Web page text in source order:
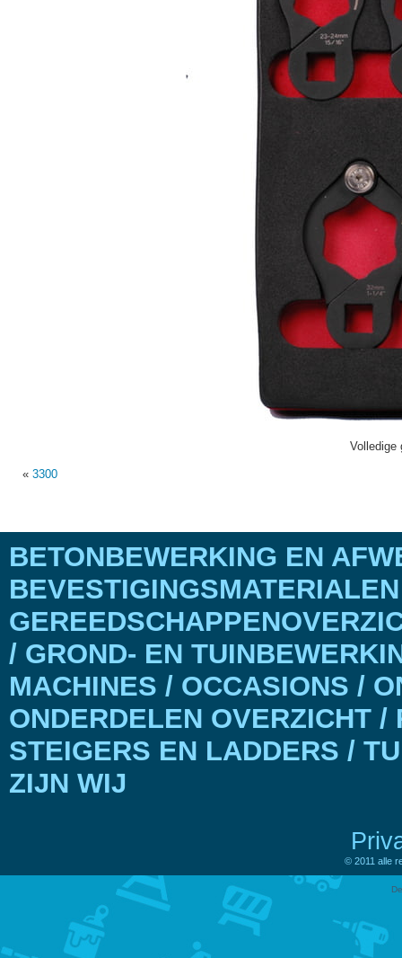
« 3300
BETONBEWERKING EN
/ GROND- EN
MACHINES / OCCASIONS /
ONDERDELEN OVERZICHT
STEIGERS EN LADDERS /
ZIJN WIJ
© 2011 alle